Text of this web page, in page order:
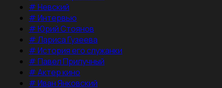
#Невский
#Интервью
#Юрий Стоянов
#Лариса Гузеева
#История его служанки
#Павел Прилучный
#Актер кино
#Иван Янковский